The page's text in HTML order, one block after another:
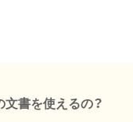
書を使えるの？